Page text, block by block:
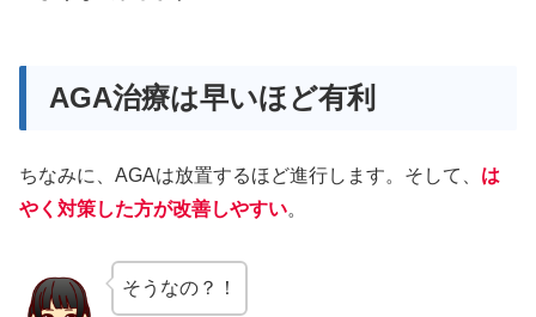
AGA治療は早いほど有利
ちなみに、AGAは放置するほど進行します。そして、 は
やく対策した方が改善しやすい。
そうなの？！